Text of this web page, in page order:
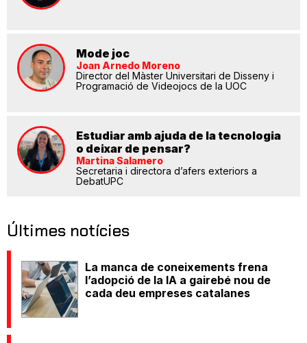
Mode joc
Joan Arnedo Moreno
Director del Màster Universitari de Disseny i
Programació de Videojocs de la UOC
Estudiar amb ajuda de la tecnologia
o deixar de pensar?
Martina Salamero
Secretaria i directora d’afers exteriors a
DebatUPC
Últimes notícies
La manca de coneixements frena
l’adopció de la IA a gairebé nou de
cada deu empreses catalanes